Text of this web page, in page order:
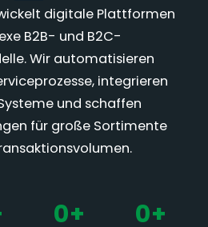
digitale Plattformen
B2B- und B2C-
Wir automatisieren
integrieren
und schaffen
für große Sortimente
0+ 0+